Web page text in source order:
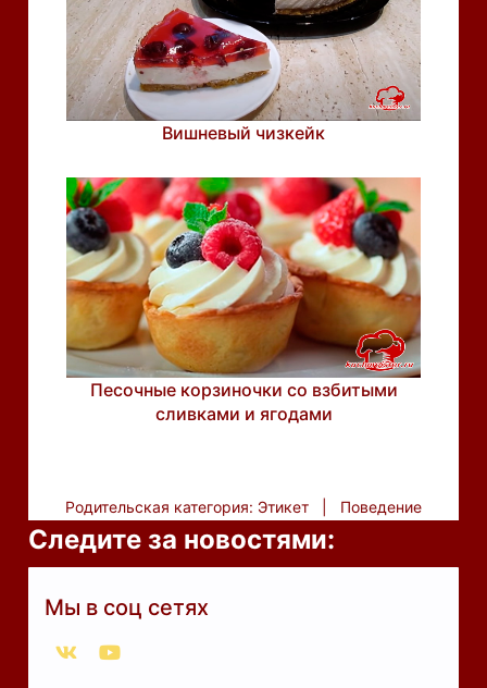
Вишневый чизкейк
Песочные корзиночки со взбитыми
сливками и ягодами
Родительская категория: Этикет Поведение
Следите за новостями:
Мы в соц сетях